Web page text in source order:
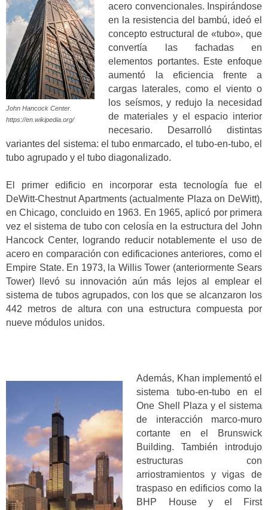
John Hancock Center.
https://en.wikipedia.org/
acero convencionales. Inspirándose
en la resistencia del bambú, ideó el
concepto estructural de «tubo», que
convertía las fachadas en
elementos portantes. Este enfoque
aumentó la eficiencia frente a
cargas laterales, como el viento o
los seísmos, y redujo la necesidad
de materiales y el espacio interior
necesario. Desarrolló distintas
variantes del sistema: el tubo enmarcado, el tubo-en-tubo, el
tubo agrupado y el tubo diagonalizado.
El primer edificio en incorporar esta tecnología fue el
DeWitt-Chestnut Apartments (actualmente Plaza on DeWitt),
en Chicago, concluido en 1963. En 1965, aplicó por primera
vez el sistema de tubo con celosía en la estructura del John
Hancock Center, logrando reducir notablemente el uso de
acero en comparación con edificaciones anteriores, como el
Empire State. En 1973, la Willis Tower (anteriormente Sears
Tower) llevó su innovación aún más lejos al emplear el
sistema de tubos agrupados, con los que se alcanzaron los
442 metros de altura con una estructura compuesta por
nueve módulos unidos.
Además, Khan implementó el
sistema tubo-en-tubo en el
One Shell Plaza y el sistema
de interacción marco-muro
cortante en el Brunswick
Building. También introdujo
estructuras con
arriostramientos y vigas de
traspaso en edificios como la
BHP House y el First